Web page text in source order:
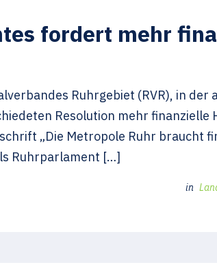
fordert mehr
Ruhrgebiet (RVR), in
Resolution mehr finanzielle
„Die Metropole Ruhr braucht
Ruhrparlament […]
in